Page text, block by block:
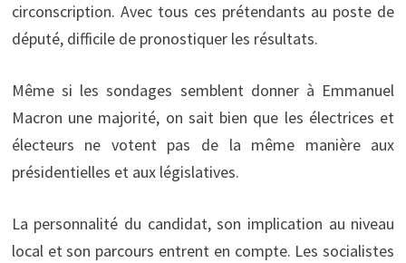
circonscription. Avec tous ces prétendants au poste de
député, difficile de pronostiquer les résultats.
Même si les sondages semblent donner à Emmanuel
Macron une majorité, on sait bien que les électrices et
électeurs ne votent pas de la même manière aux
présidentielles et aux législatives.
La personnalité du candidat, son implication au niveau
local et son parcours entrent en compte. Les socialistes